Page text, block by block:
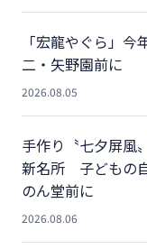
「宏龍やぐら」
二・矢野園前に
2026.08.05
手作り〝七夕屏
新名所 子どもの
のん堂前に
2026.08.06